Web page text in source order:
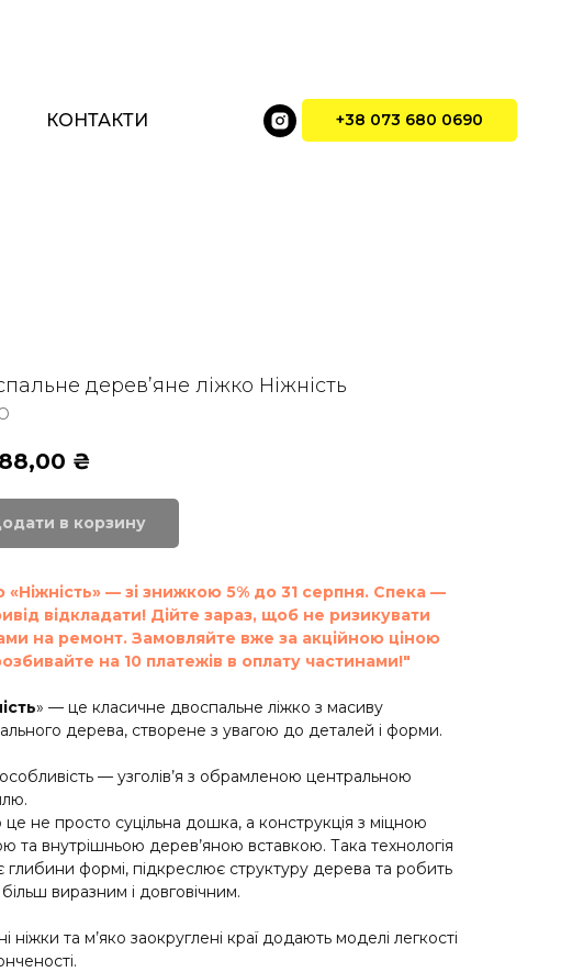
КОНТАКТИ +38 073 680 0690
дерев’яне ліжко Ніжність
₴
в корзину
«Ніжність» — зі знижкою 5% до 31 серпня. Спека —
відкладати! Дійте зараз, щоб не ризикувати
на ремонт. Замовляйте вже за акційною ціною
на 10 платежів в оплату частинами!"
» — це класичне двоспальне ліжко з масиву
дерева, створене з увагою до деталей і форми.
— узголів’я з обрамленою центральною
це не просто суцільна дошка, а конструкція з міцною
та внутрішньою дерев’яною вставкою. Така технологія
глибини формі, підкреслює структуру дерева та робить
виразним і довговічним.
ніжки та м’яко заокруглені краї додають моделі легкості